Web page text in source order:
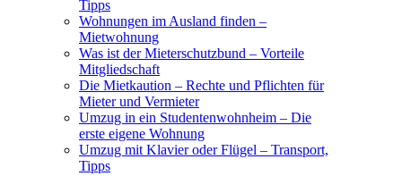
Tipps
Wohnungen im Ausland finden –
Mietwohnung
Was ist der Mieterschutzbund – Vorteile
Mitgliedschaft
Die Mietkaution – Rechte und Pflichten für
Mieter und Vermieter
Umzug in ein Studentenwohnheim – Die
erste eigene Wohnung
Umzug mit Klavier oder Flügel – Transport,
Tipps